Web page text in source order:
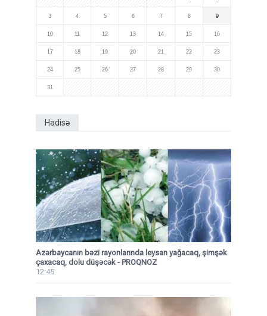
3 4 5 6 7 8 9
10 11 12 13 14 15 16
17 18 19 20 21 22 23
24 25 26 27 28 29 30
31
Hadisə
Azərbaycanın bəzi rayonlarında leysan yağacaq, şimşək
çaxacaq, dolu düşəcək - PROQNOZ
12:45